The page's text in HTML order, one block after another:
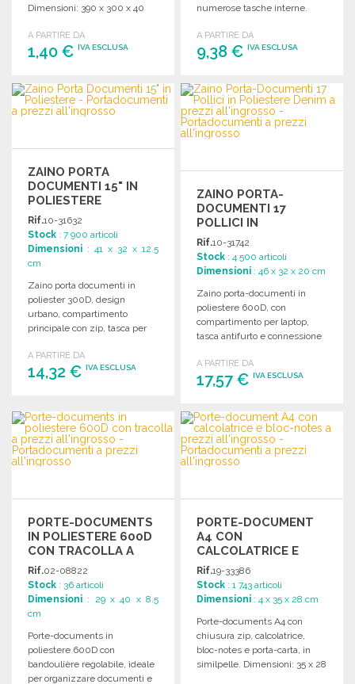
Dimensioni: 390 x 300 x 40
A PARTIRE DA
1,40 € IVA ESCLUSA
ORDINARE
Richiedi un preventivo
numerose tasche interne.
11 pollici.
A PARTIRE DA
9,38 €IVA ESCLUSA
ORDINARE
Richiedi un preventivo
ZAINO PORTA
DOCUMENTI 15" IN
POLIESTERE
Rif.10-31632
Stock : 7 900 articoli
Dimensioni : 41 x 32 x 12.5
cm
Zaino porta documenti in
poliester 300D, design
urbano, compartimento
principale con zip, tasca per
spalline regolabili.
A PARTIRE DA
14,32 € IVA ESCLUSA
Richiedi un preventivo
ZAINO PORTA-
DOCUMENTI 17
POLLICI IN
POLIESTERE DENIM A
PREZZI
ALL'INGROSSO
Rif.10-31742
Stock : 4 500 articoli
Dimensioni : 46 x 32 x 20 cm
Zaino porta-documenti in
poliestere 600D, con
compartimento per laptop,
tasca antifurto e connessione
mobili.
A PARTIRE DA
17,57 €IVA ESCLUSA
ORDINARE
Richiedi un preventivo
PORTE-DOCUMENTS
IN POLIESTERE 600D
CON TRACOLLA A
PREZZI
ALL'INGROSSO
Rif.02-08822
Stock : 36 articoli
Dimensioni : 29 x 40 x 8.5
cm
Porte-documents in
poliestere 600D con
bandoulière regolabile, ideale
per organizzare documenti e
PORTE-DOCUMENT
A4 CON
CALCOLATRICE E
BLOC-NOTES A
PREZZI
ALL'INGROSSO
Rif.19-33386
Stock : 1 743 articoli
Dimensioni : 4 x 35 x 28 cm
Porte-documents A4 con
chiusura zip, calcolatrice,
bloc-notes e porta-carta, in
similpelle. Dimensioni: 35 x 28